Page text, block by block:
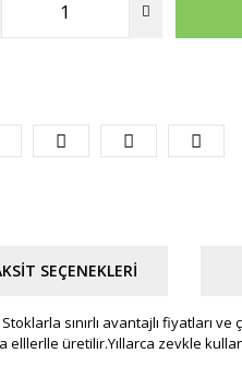
SEÇENEKLERI
sınırlı avantajlı fiyatları ve
üretilir.Yıllarca zevkle